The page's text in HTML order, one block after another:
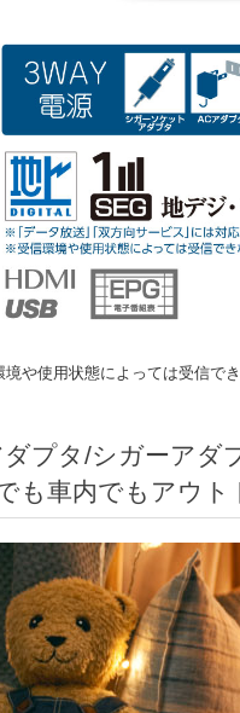
や使用状態によっては受信で
プタ/シガーアダ
も車内でもアウト